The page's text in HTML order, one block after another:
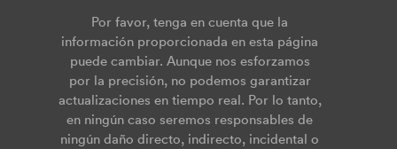
Por favor, tenga en cuenta que la
información proporcionada en esta página
puede cambiar. Aunque nos esforzamos
por la precisión, no podemos garantizar
actualizaciones en tiempo real. Por lo tanto,
en ningún caso seremos responsables de
ningún daño directo, indirecto, incidental o